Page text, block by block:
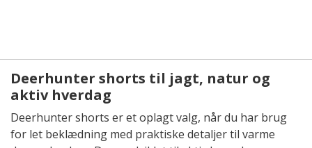
Deerhunter shorts til jagt, natur og
aktiv hverdag
Deerhunter shorts er et oplagt valg, når du har brug
for let beklædning med praktiske detaljer til varme